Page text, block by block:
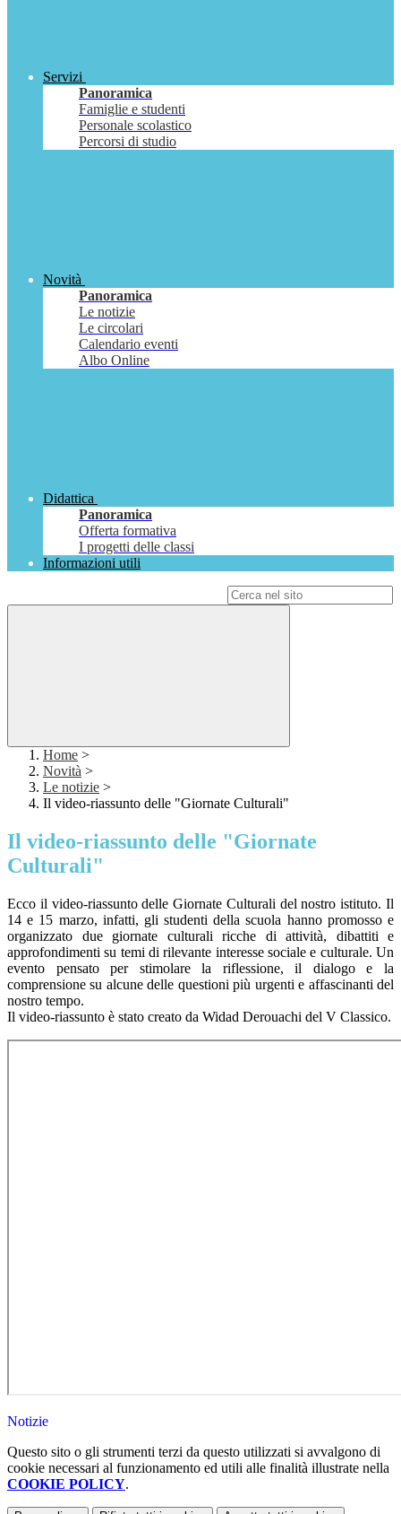
Servizi
Panoramica
Famiglie e studenti
Personale scolastico
Percorsi di studio
Novità
Panoramica
Le notizie
Le circolari
Calendario eventi
Albo Online
Didattica
Panoramica
Offerta formativa
I progetti delle classi
Informazioni utili
Home >
Novità >
Le notizie >
Il video-riassunto delle "Giornate Culturali"
Il video-riassunto delle "Giornate
Culturali"
Ecco il video-riassunto delle Giornate Culturali del nostro istituto. Il
14 e 15 marzo, infatti, gli studenti della scuola hanno promosso e
organizzato due giornate culturali ricche di attività, dibattiti e
approfondimenti su temi di rilevante interesse sociale e culturale. Un
evento pensato per stimolare la riflessione, il dialogo e la
comprensione su alcune delle questioni più urgenti e affascinanti del
nostro tempo.
Il video-riassunto è stato creato da Widad Derouachi del V Classico.
Notizie
Questo sito o gli strumenti terzi da questo utilizzati si avvalgono di
cookie necessari al funzionamento ed utili alle finalità illustrate nella
COOKIE POLICY.